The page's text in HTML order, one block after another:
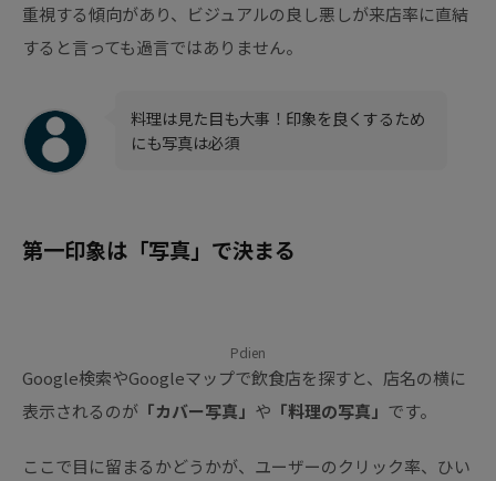
重視する傾向があり、ビジュアルの良し悪しが来店率に直結
すると言っても過言ではありません。
料理は見た目も大事！印象を良くするため
にも写真は必須
第一印象は「写真」で決まる
Pdien
Google検索やGoogleマップで飲食店を探すと、店名の横に
表示されるのが 「カバー写真」 や 「料理の写真」 です。
ここで目に留まるかどうかが、ユーザーのクリック率、ひい